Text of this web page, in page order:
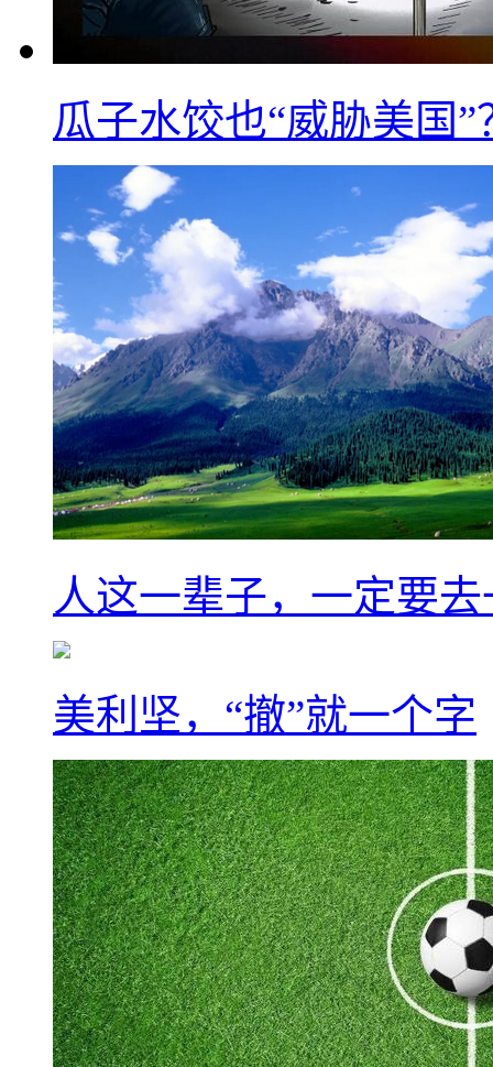
瓜子水饺也“威胁美国”
人这一辈子，一定要
美利坚，“撤”就一个字